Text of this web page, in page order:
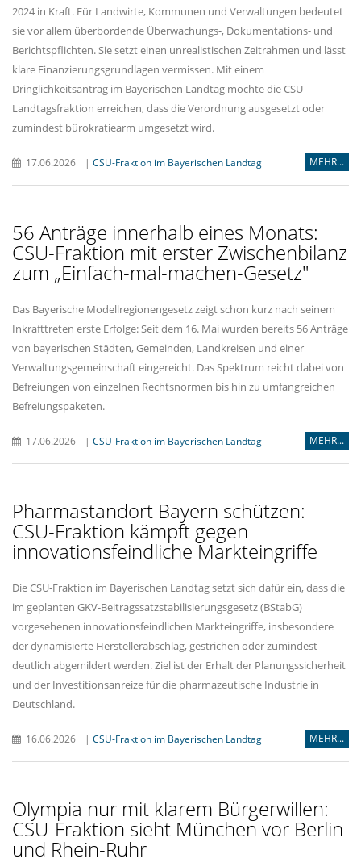
2024 in Kraft. Für Landwirte, Kommunen und Verwaltungen bedeutet
sie vor allem überbordende Überwachungs-, Dokumentations- und
Berichtspflichten. Sie setzt einen unrealistischen Zeitrahmen und lässt
klare Finanzierungsgrundlagen vermissen. Mit einem
Dringlichkeitsantrag im Bayerischen Landtag möchte die CSU-
Landtagsfraktion erreichen, dass die Verordnung ausgesetzt oder
zumindest bürokratiearm umgesetzt wird.
17.06.2026 | CSU-Fraktion im Bayerischen Landtag MEHR...
56 Anträge innerhalb eines Monats:
CSU-Fraktion mit erster Zwischenbilanz
zum „Einfach-mal-machen-Gesetz"
Das Bayerische Modellregionengesetz zeigt schon kurz nach seinem
Inkrafttreten erste Erfolge: Seit dem 16. Mai wurden bereits 56 Anträge
von bayerischen Städten, Gemeinden, Landkreisen und einer
Verwaltungsgemeinschaft eingereicht. Das Spektrum reicht dabei von
Befreiungen von einzelnen Rechtsnormen bis hin zu umfangreichen
Befreiungspaketen.
17.06.2026 | CSU-Fraktion im Bayerischen Landtag MEHR...
Pharmastandort Bayern schützen:
CSU-Fraktion kämpft gegen
innovationsfeindliche Markteingriffe
Die CSU-Fraktion im Bayerischen Landtag setzt sich dafür ein, dass die
im geplanten GKV-Beitragssatzstabilisierungsgesetz (BStabG)
vorgesehenen innovationsfeindlichen Markteingriffe, insbesondere
der dynamisierte Herstellerabschlag, gestrichen oder zumindest
deutlich abgemildert werden. Ziel ist der Erhalt der Planungssicherheit
und der Investitionsanreize für die pharmazeutische Industrie in
Deutschland.
16.06.2026 | CSU-Fraktion im Bayerischen Landtag MEHR...
Olympia nur mit klarem Bürgerwillen:
CSU-Fraktion sieht München vor Berlin
und Rhein-Ruhr